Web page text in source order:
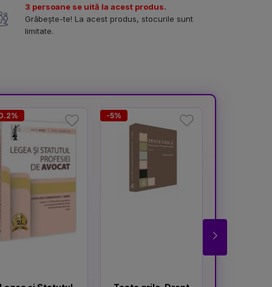
3 persoane se uită la acest produs.
Grăbește-te! La acest produs, stocurile sunt
limitate.
-5%